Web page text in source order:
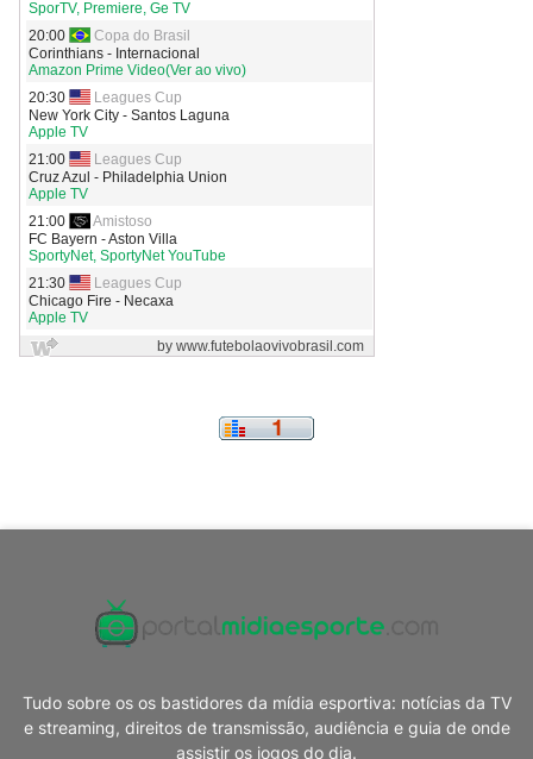
Tudo sobre os os bastidores da mídia esportiva: notícias da TV
e streaming, direitos de transmissão, audiência e guia de onde
assistir os jogos do dia.